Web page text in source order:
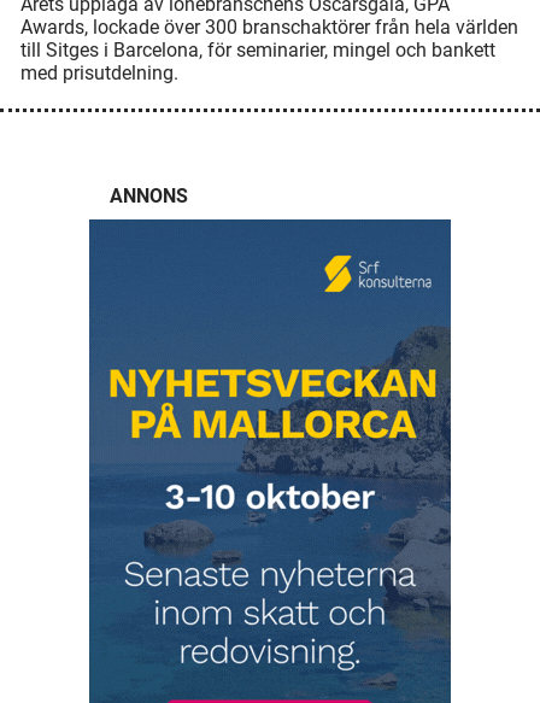
Awards, lockade över 300 branschaktörer från hela världen
till Sitges i Barcelona, för seminarier, mingel och bankett
med prisutdelning.
ANNONS